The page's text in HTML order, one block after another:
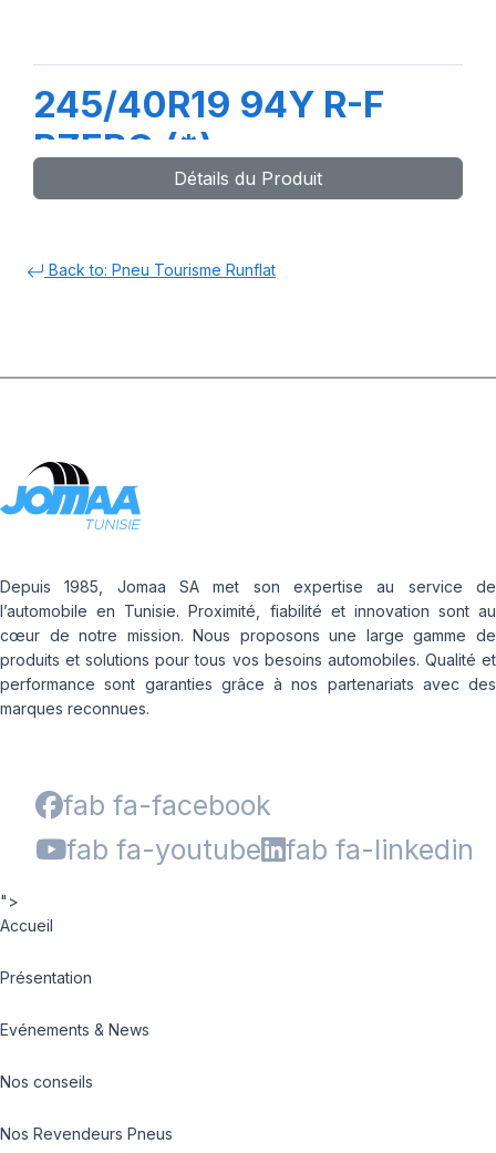
245/40R19 94Y R-F
PZERO (*)
Détails du Produit
Back to: Pneu Tourisme Runflat
Depuis 1985, Jomaa SA met son expertise au service de
l’automobile en Tunisie. Proximité, fiabilité et innovation sont au
cœur de notre mission. Nous proposons une large gamme de
produits et solutions pour tous vos besoins automobiles. Qualité et
performance sont garanties grâce à nos partenariats avec des
marques reconnues.
fab fa-facebook
fab fa-youtube
fab fa-linkedin
">
Accueil
Présentation
Evénements & News
Nos conseils
Nos Revendeurs Pneus